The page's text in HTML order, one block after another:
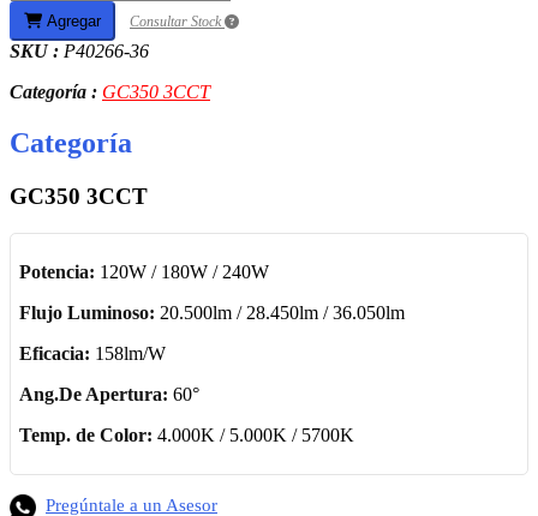
Agregar Consultar Stock
SKU : P40266-36
Categoría : GC350 3CCT
Categoría
GC350 3CCT
Potencia: 120W / 180W / 240W
Flujo Luminoso: 20.500lm / 28.450lm / 36.050lm
Eficacia: 158lm/W
Ang.De Apertura: 60°
Temp. de Color: 4.000K / 5.000K / 5700K
Pregúntale a un Asesor